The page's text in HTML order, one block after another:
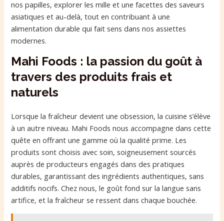
nos papilles, explorer les mille et une facettes des saveurs
asiatiques et au-delà, tout en contribuant à une
alimentation durable qui fait sens dans nos assiettes
modernes.
Mahi Foods : la passion du goût à
travers des produits frais et
naturels
Lorsque la fraîcheur devient une obsession, la cuisine s’élève
à un autre niveau. Mahi Foods nous accompagne dans cette
quête en offrant une gamme où la qualité prime. Les
produits sont choisis avec soin, soigneusement sourcés
auprès de producteurs engagés dans des pratiques
durables, garantissant des ingrédients authentiques, sans
additifs nocifs. Chez nous, le goût fond sur la langue sans
artifice, et la fraîcheur se ressent dans chaque bouchée.